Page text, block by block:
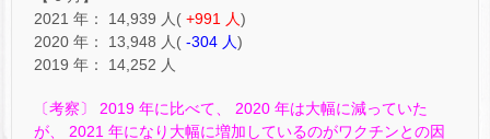
2021 年： 14,939 人( +991 人)
2020 年： 13,948 人( -304 人)
2019 年： 14,252 人
〔考察〕 2019 年に比べて、 2020 年は大幅に減っていた
が、 2021 年になり大幅に増加しているのがワクチンとの因